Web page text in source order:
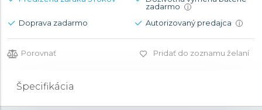
zadarmo
i
Doprava zadarmo Autorizovaný predajca i
Porovnať Pridať do zoznamu želaní
Špecifikácia